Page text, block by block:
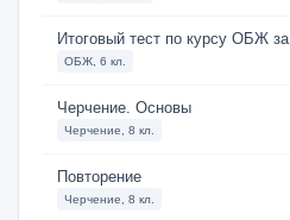
Итоговый тест по курсу ОБЖ за
ОБЖ, 6 кл.
Черчение. Основы
Черчение, 8 кл.
Повторение
Черчение, 8 кл.